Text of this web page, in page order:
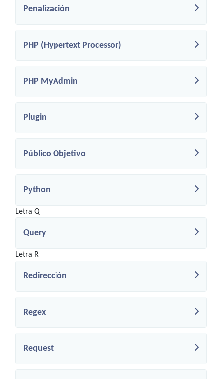
Penalización
PHP (Hypertext Processor)
PHP MyAdmin
Plugin
Público Objetivo
Python
Letra Q
Query
Letra R
Redirección
Regex
Request